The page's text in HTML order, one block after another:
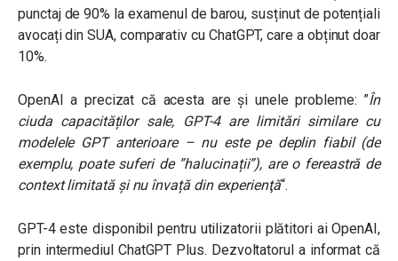
punctaj de 90% la examenul de barou, susținut de potențiali
avocați din SUA, comparativ cu ChatGPT, care a obținut doar
10%.
OpenAI a precizat că acesta are și unele probleme: ”În
ciuda capacităților sale, GPT-4 are limitări similare cu
modelele GPT anterioare – nu este pe deplin fiabil (de
exemplu, poate suferi de ”halucinații”), are o fereastră de
context limitată și nu învață din experienţă“.
GPT-4 este disponibil pentru utilizatorii plătitori ai OpenAI,
prin intermediul ChatGPT Plus. Dezvoltatorul a informat că